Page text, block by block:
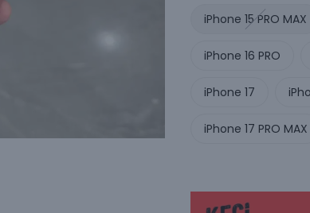
iPhone 15 PRO MAX
iPhone 16 PRO
iPhone 17
iPhone 17 PRO MAX